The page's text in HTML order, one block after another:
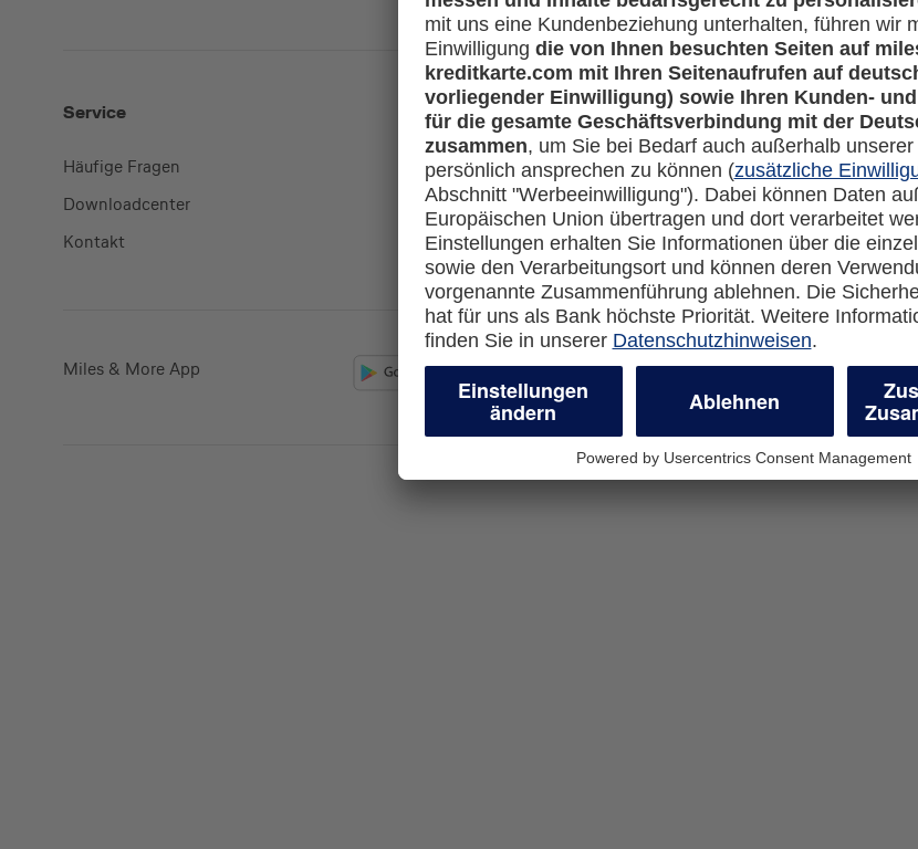
Service
Häufige Fragen
Downloadcenter
Kontakt
Mehr
Kreditkarten-Banking
miles-and-more.com
lufthansa.com
Rechtliches
Impressum
Datenschutz
Cookie Einstellungen
Miles & More App